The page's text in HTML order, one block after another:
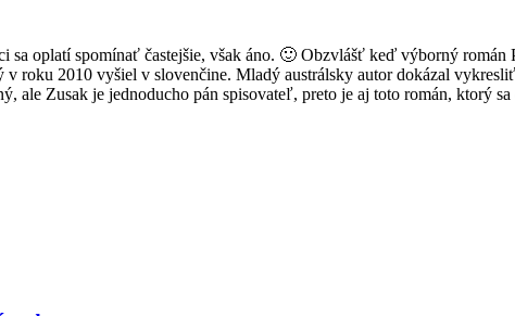
sa oplatí spomínať častejšie, však áno. 🙂 Obzvlášť keď výborný román
v roku 2010 vyšiel v slovenčine. Mladý austrálsky autor dokázal
ale Zusak je jednoducho pán spisovateľ, preto je aj toto román, ktorý